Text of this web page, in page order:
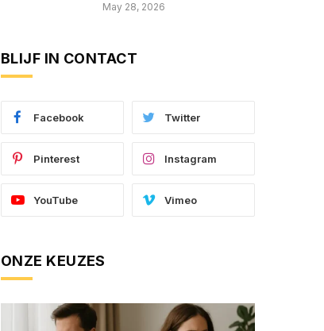
May 28, 2026
BLIJF IN CONTACT
Facebook Twitter
Pinterest Instagram
YouTube Vimeo
ONZE KEUZES